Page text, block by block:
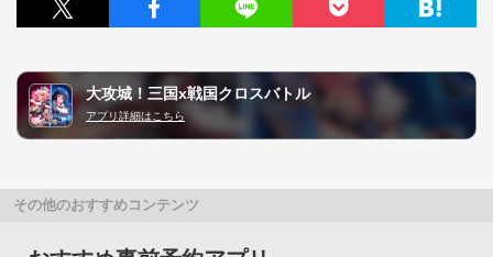
大攻城！三国x戦国クロスバトル
アプリ詳細はこちら
その他のおすすめコンテンツ